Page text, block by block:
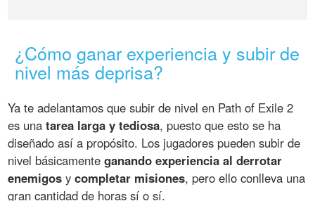
¿Cómo ganar experiencia y subir de
nivel más deprisa?
Ya te adelantamos que subir de nivel en Path of Exile 2
es unatarea larga y tediosa, puesto que esto se ha
diseñado así a propósito. Los jugadores pueden subir de
nivel básicamenteganando experiencia al derrotar
enemigos ycompletar misiones, pero ello conlleva una
gran cantidad de horas sí o sí.